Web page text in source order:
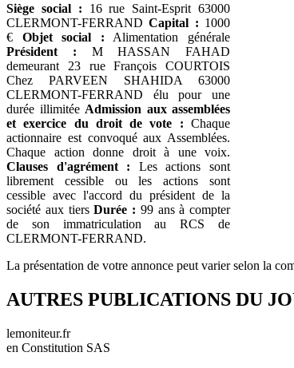
Siège social : 16 rue Saint-Esprit 63000
CLERMONT-FERRANDCapital : 1000
€ Objet social : Alimentation générale
Président : M HASSAN FAHAD
demeurant 23 rue François COURTOIS
Chez PARVEEN SHAHIDA 63000
CLERMONT-FERRAND élu pour une
durée illimitée Admission aux assemblées
et exercice du droit de vote : Chaque
actionnaire est convoqué aux Assemblées.
Chaque action donne droit à une voix.
Clauses d'agrément : Les actions sont
librement cessible ou les actions sont
cessible avec l'accord du président de la
société aux tiersDurée : 99 ans à compter
de son immatriculation au RCS de
CLERMONT-FERRAND.
La présentation de votre annonce peut varier selon la
AUTRES PUBLICATIONS DU
lemoniteur.fr
en Constitution SAS